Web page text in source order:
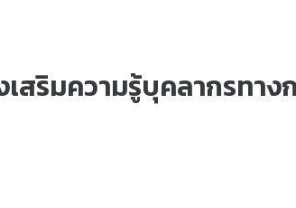
สริมความรู้บุคลากรทา